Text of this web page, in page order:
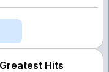
Hits